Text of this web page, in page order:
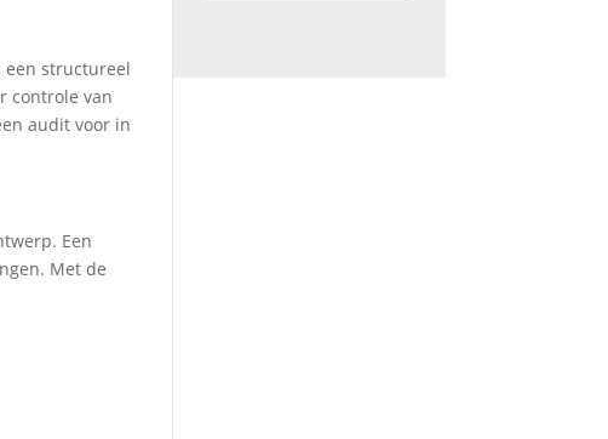
een structureel
controle van
audit voor in
Een
Met de